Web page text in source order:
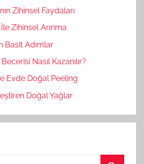
Zihinsel Faydaları
Zihinsel Arınma
Basit Adımlar
Nasıl Kazanılır?
Evde Doğal Peeling
Doğal Yağlar